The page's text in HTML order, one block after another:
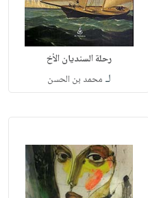
رحلة السنديان الأخ
لـ محمد بن الحسن